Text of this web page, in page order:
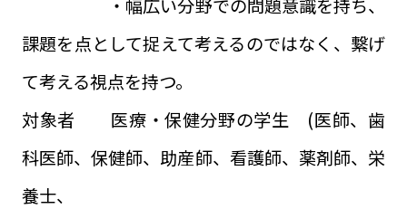
・幅広い分野での問題意識を持ち、
課題を点として捉えて考えるのではなく、繋げ
て考える視点を持つ。
対象者 医療・保健分野の学生 (医師、歯
科医師、保健師、助産師、看護師、薬剤師、栄
養士、